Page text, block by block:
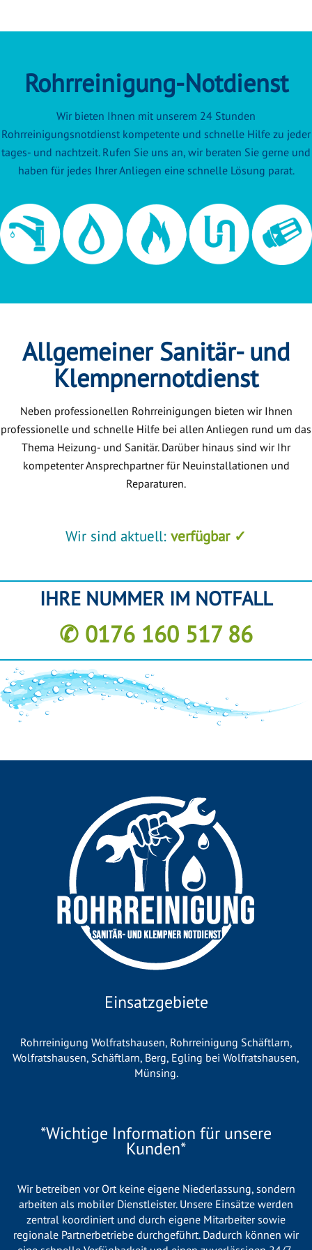
Rohrreinigung-Notdienst
Wir bieten Ihnen mit unserem 24 Stunden
Rohrreinigungsnotdienst kompetente und schnelle Hilfe zu jeder
tages- und nachtzeit. Rufen Sie uns an, wir beraten Sie gerne und
haben für jedes Ihrer Anliegen eine schnelle Lösung parat.
Allgemeiner Sanitär- und
Klempnernotdienst
Neben professionellen Rohrreinigungen bieten wir Ihnen
professionelle und schnelle Hilfe bei allen Anliegen rund um das
Thema Heizung- und Sanitär. Darüber hinaus sind wir Ihr
kompetenter Ansprechpartner für Neuinstallationen und
Reparaturen.
Wir sind aktuell: verfügbar ✓
IHRE NUMMER IM NOTFALL
✆ 0176 160 517 86
Einsatzgebiete
Rohrreinigung Wolfratshausen, Rohrreinigung Schäftlarn,
Wolfratshausen, Schäftlarn, Berg, Egling bei Wolfratshausen,
Münsing.
*Wichtige Information für unsere
Kunden*
Wir betreiben vor Ort keine eigene Niederlassung, sondern
arbeiten als mobiler Dienstleister. Unsere Einsätze werden
zentral koordiniert und durch eigene Mitarbeiter sowie
regionale Partnerbetriebe durchgeführt. Dadurch können wir